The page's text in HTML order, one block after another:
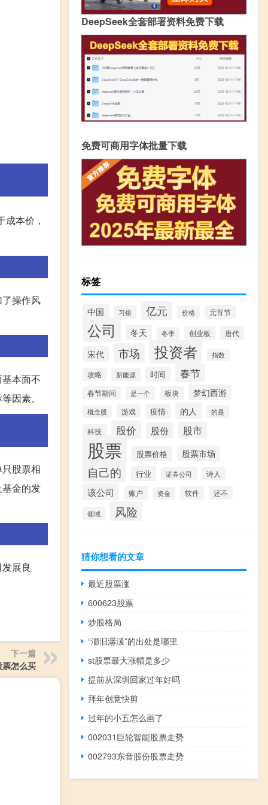
成本价，
操作风
本面不
因素。
股票相
金的发
展良
下一篇
怎么买
DeepSeek全套部署资料免费下载
免费可商用字体批量下载
标签
中国 习俗 亿元 价格 元宵节
公司 冬天 冬季 创业板 唐代
宋代 市场 投资者 指数
攻略 新能源 时间 春节
春节期间 是一个 板块 梦幻西游
概念股 游戏 疫情 的人 的是
科技 股价 股份 股市
股票 股票价格 股票市场
自己的 行业 证券公司 诗人
该公司 账户 资金 软件 还不
领域 风险
猜你想看的文章
最近股票涨
600623股票
炒股格局
“瀄汩潺湲”的出处是哪里
st股票最大涨幅是多少
提前从深圳回家过年好吗
拜年创意快剪
过年的小五怎么画了
002031巨轮智能股票走势
002793东音股份股票走势